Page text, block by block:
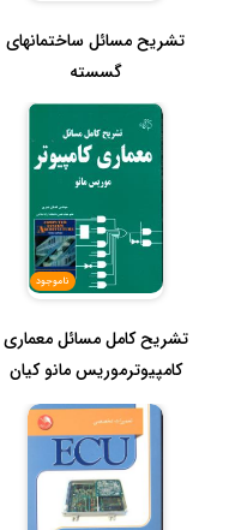
تشریح مسائل ساختمانهای
گسسته
ناموجود
تشریح کامل مسائل معماری
کامپیوترموریس مانو کیان
رایانه...